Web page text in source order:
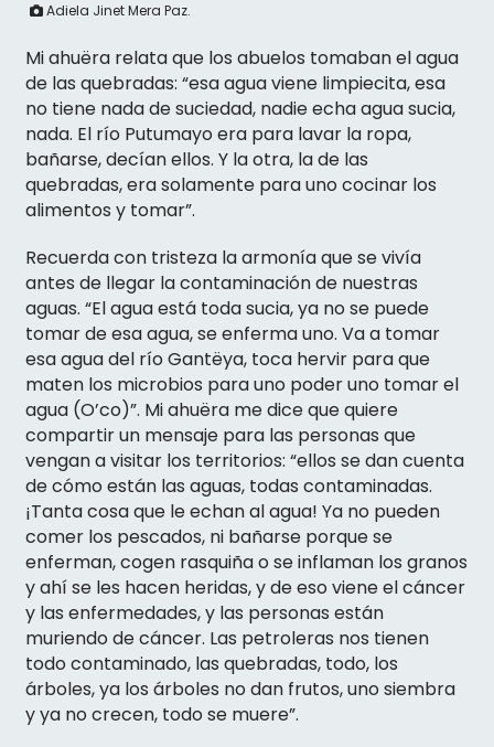
Adiela Jinet Mera Paz.
Mi ahuëra relata que los abuelos tomaban el agua
de las quebradas: “esa agua viene limpiecita, esa
no tiene nada de suciedad, nadie echa agua sucia,
nada. El río Putumayo era para lavar la ropa,
bañarse, decían ellos. Y la otra, la de las
quebradas, era solamente para uno cocinar los
alimentos y tomar”.
Recuerda con tristeza la armonía que se vivía
antes de llegar la contaminación de nuestras
aguas. “El agua está toda sucia, ya no se puede
tomar de esa agua, se enferma uno. Va a tomar
esa agua del río Gantëya, toca hervir para que
maten los microbios para uno poder uno tomar el
agua (O’co)”. Mi ahuëra me dice que quiere
compartir un mensaje para las personas que
vengan a visitar los territorios: “ellos se dan cuenta
de cómo están las aguas, todas contaminadas.
¡Tanta cosa que le echan al agua! Ya no pueden
comer los pescados, ni bañarse porque se
enferman, cogen rasquiña o se inflaman los granos
y ahí se les hacen heridas, y de eso viene el cáncer
y las enfermedades, y las personas están
muriendo de cáncer. Las petroleras nos tienen
todo contaminado, las quebradas, todo, los
árboles, ya los árboles no dan frutos, uno siembra
y ya no crecen, todo se muere”.